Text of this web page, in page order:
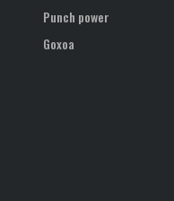
Punch power
Goxoa